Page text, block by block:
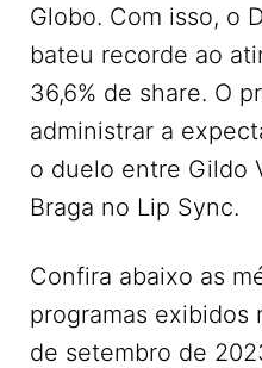
Globo. Com isso, o
bateu recorde ao
36,6% de share. O
administrar a
o duelo entre Gildo
Braga no Lip Sync.
Confira abaixo as
programas exibidos
de setembro de